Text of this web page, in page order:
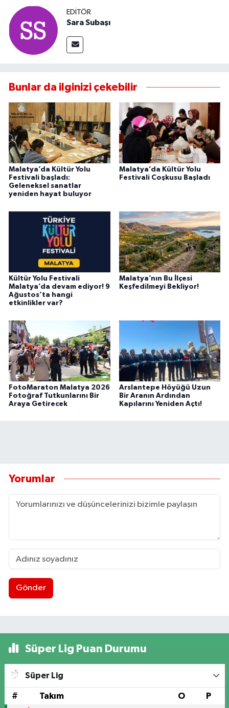
EDITÖR
Sara Subaşı
Bunlar da ilginizi çekebilir
Malatya’da Kültür Yolu
Festivali başladı:
Geleneksel sanatlar
yeniden hayat buluyor
Malatya’da Kültür Yolu
Festivali Coşkusu Başladı
Kültür Yolu Festivali
Malatya’da devam ediyor! 9
Ağustos’ta hangi
etkinlikler var?
Malatya’nın Bu İlçesi
Keşfedilmeyi Bekliyor!
FotoMaraton Malatya 2026
Fotoğraf Tutkunlarını Bir
Araya Getirecek
Arslantepe Höyüğü Uzun
Bir Aranın Ardından
Kapılarını Yeniden Açtı!
Yorumlar
Gönder
Süper Lig Puan Durumu
Süper Lig
# Takım O P